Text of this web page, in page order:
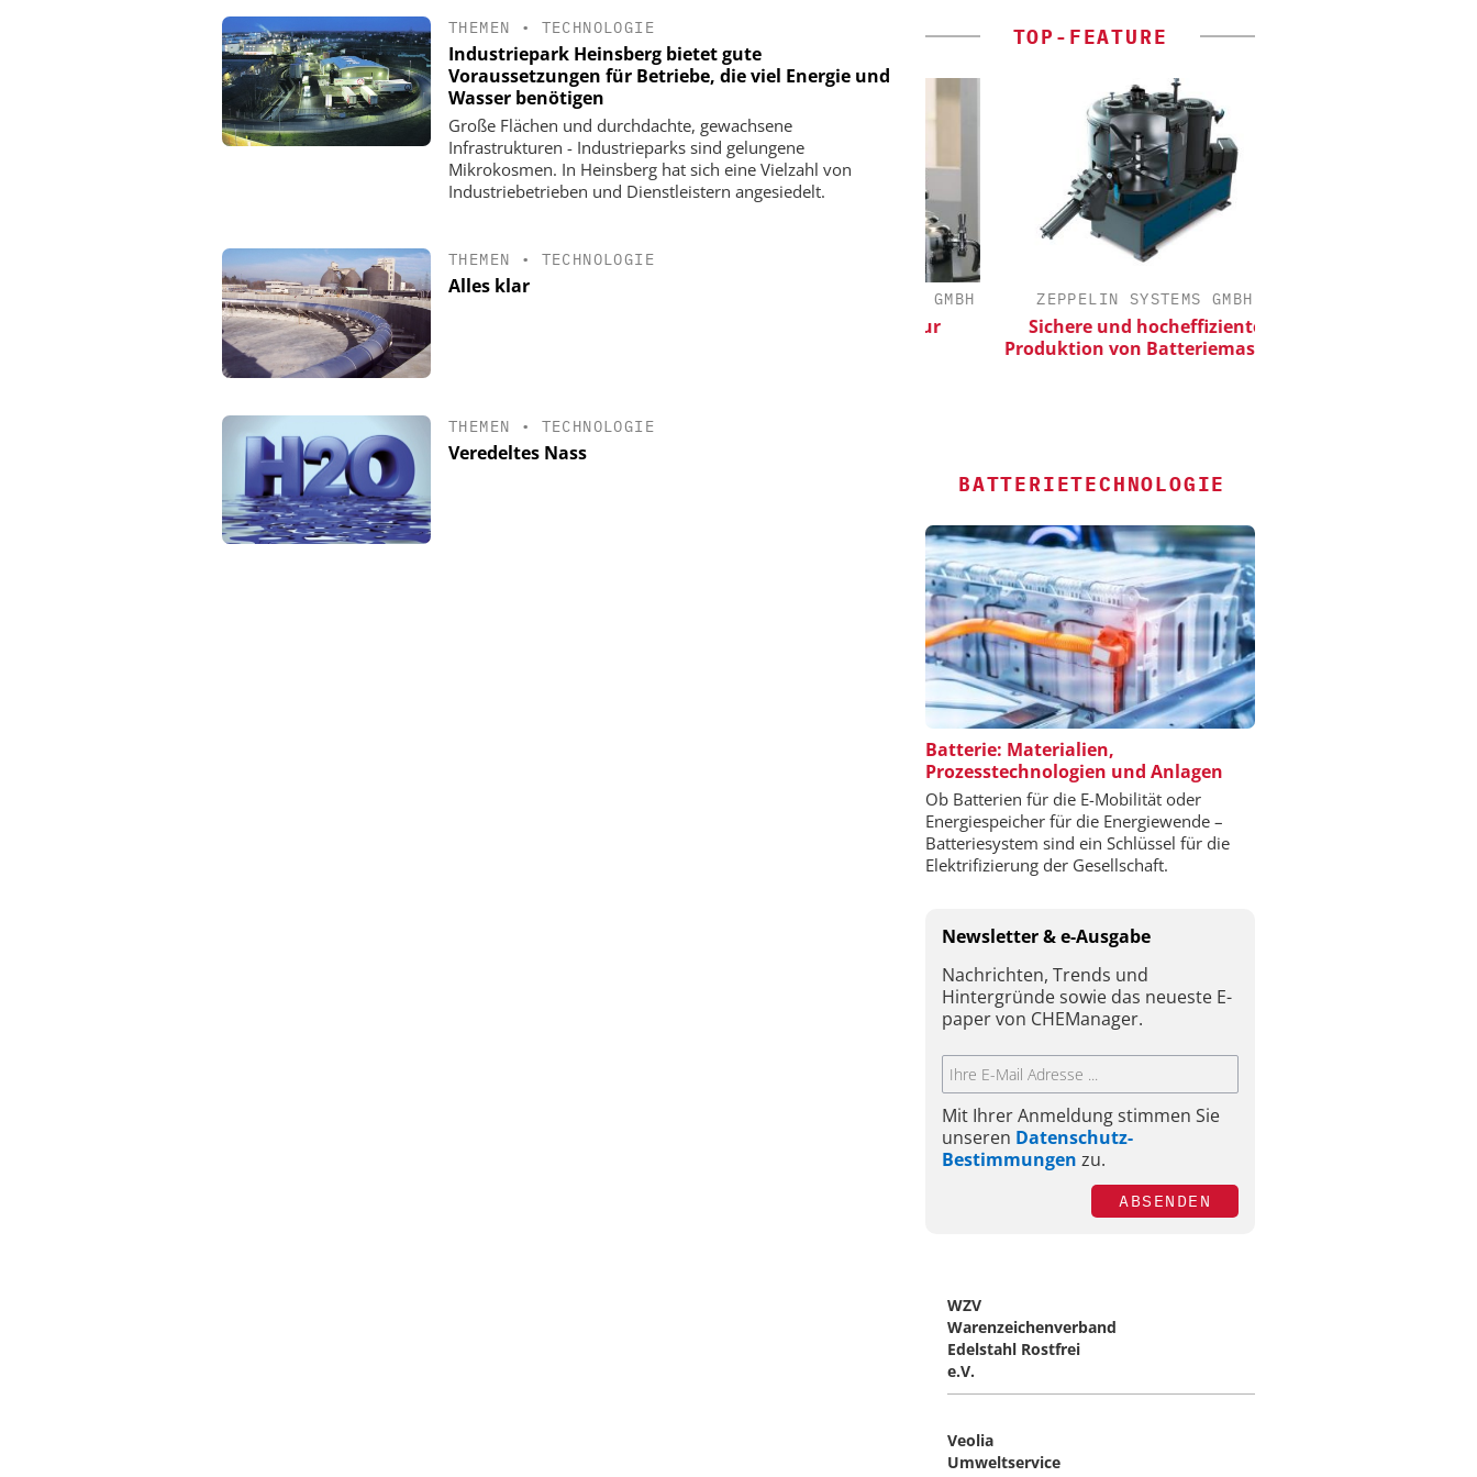
THEMEN • TECHNOLOGIE
Industriepark Heinsberg bietet gute
Voraussetzungen für Betriebe, die viel Energie und
Wasser benötigen
Große Flächen und durchdachte, gewachsene
Infrastrukturen - Industrieparks sind gelungene
Mikrokosmen. In Heinsberg hat sich eine Vielzahl von
Industriebetrieben und Dienstleistern angesiedelt.
THEMEN • TECHNOLOGIE
Alles klar
THEMEN • TECHNOLOGIE
Veredeltes Nass
TOP-FEATURE
FETTE COMPACTING GMBH
Kleine Probe, große Wirkung
ZEPPELIN SYSTEMS GMBH
Sichere und hocheffiziente
Produktion von Batteriemassen
BATTERIETECHNOLOGIE
Batterie: Materialien,
Prozesstechnologien und Anlagen
Ob Batterien für die E-Mobilität oder
Energiespeicher für die Energiewende –
Batteriesystem sind ein Schlüssel für die
Elektrifizierung der Gesellschaft.
Newsletter & e-Ausgabe
Nachrichten, Trends und
Hintergründe sowie das neueste E-
paper von CHEManager.
Mit Ihrer Anmeldung stimmen Sie
unseren Datenschutz-
Bestimmungen zu.
ABSENDEN
WZV
Warenzeichenverband
Edelstahl Rostfrei
e.V.
Veolia
Umweltservice